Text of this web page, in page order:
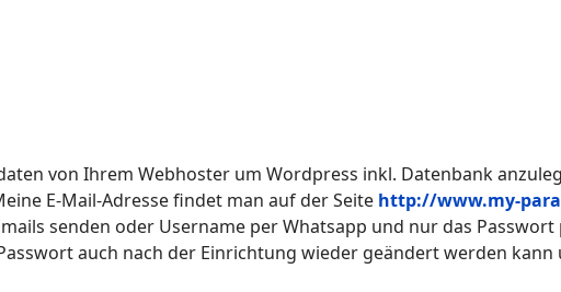
von Ihrem Webhoster um Wordpress inkl. Datenbank
E-Mail-Adresse findet man auf der Seite http://www.my-
senden oder Username per Whatsapp und nur das Passwort
auch nach der Einrichtung wieder geändert werden